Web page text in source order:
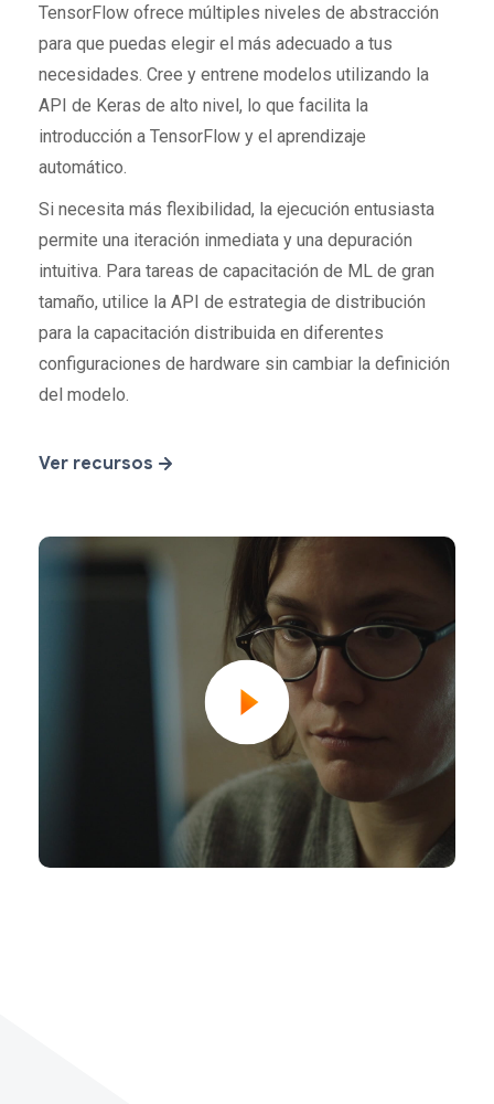
TensorFlow ofrece múltiples niveles de abstracción
para que puedas elegir el más adecuado a tus
necesidades. Cree y entrene modelos utilizando la
API de Keras de alto nivel, lo que facilita la
introducción a TensorFlow y el aprendizaje
automático.
Si necesita más flexibilidad, la ejecución entusiasta
permite una iteración inmediata y una depuración
intuitiva. Para tareas de capacitación de ML de gran
tamaño, utilice la API de estrategia de distribución
para la capacitación distribuida en diferentes
configuraciones de hardware sin cambiar la definición
del modelo.
Ver recursos